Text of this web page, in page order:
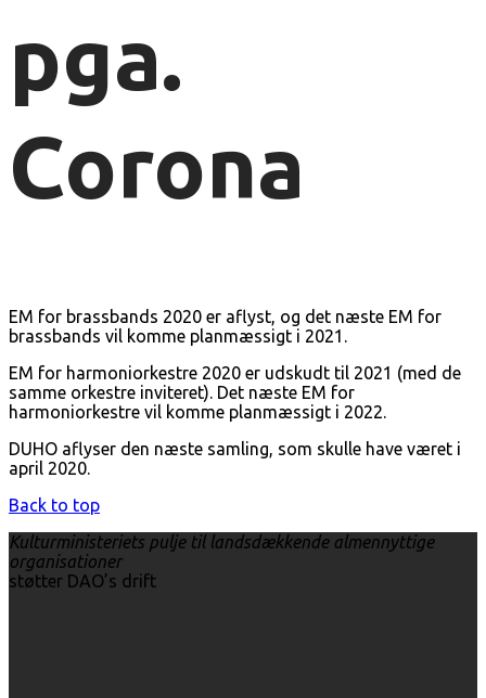
pga.
Corona
EM for brassbands 2020 er aflyst, og det næste EM for
brassbands vil komme planmæssigt i 2021.
EM for harmoniorkestre 2020 er udskudt til 2021 (med de
samme orkestre inviteret). Det næste EM for
harmoniorkestre vil komme planmæssigt i 2022.
DUHO aflyser den næste samling, som skulle have været i
april 2020.
Back to top
Kulturministeriets pulje til landsdækkende almennyttige
organisationer
støtter DAO’s drift